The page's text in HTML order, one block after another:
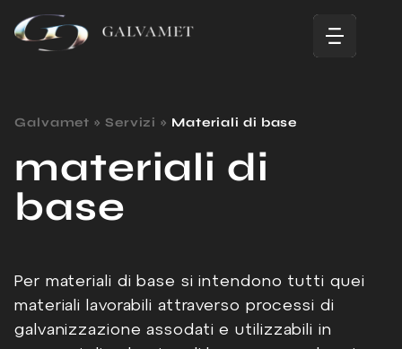
Galvamet » Servizi » Materiali di base
materiali di
base
Per materiali di base si intendono tutti quei
materiali lavorabili attraverso processi di
galvanizzazione assodati e utilizzabili in